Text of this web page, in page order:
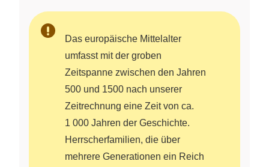
Das europäische Mittelalter
umfasst mit der groben
Zeitspanne zwischen den Jahren
500 und 1500 nach unserer
Zeitrechnung eine Zeit von ca.
1 000 Jahren der Geschichte.
Herrscherfamilien, die über
mehrere Generationen ein Reich